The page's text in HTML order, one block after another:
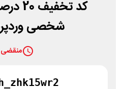
کد
شخصی